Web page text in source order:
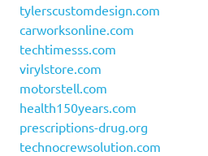
tylerscustomdesign.com
carworksonline.com
techtimesss.com
virylstore.com
motorstell.com
health150years.com
prescriptions-drug.org
technocrewsolution.com